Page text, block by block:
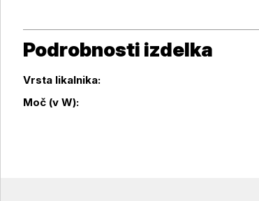
Podrobnosti izdelka
Podrobnosti izdelka
Vrsta likalnika:
Moč (v W):